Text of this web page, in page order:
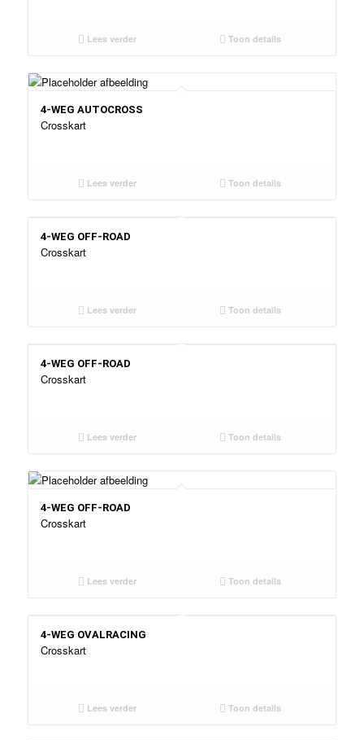
Lees verder Toon details
4-WEG AUTOCROSS
Crosskart
Lees verder Toon details
4-WEG OFF-ROAD
Crosskart
Lees verder Toon details
4-WEG OFF-ROAD
Crosskart
Lees verder Toon details
4-WEG OFF-ROAD
Crosskart
Lees verder Toon details
4-WEG OVALRACING
Crosskart
Lees verder Toon details